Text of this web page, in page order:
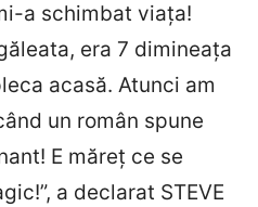
a schimbat viața!
era 7 dimineața
acasă. Atunci am
un român spune
E măreț ce se
a declarat STEVE